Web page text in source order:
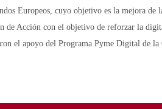
Europeos, cuyo objetivo es la mejora de
de Acción con el objetivo de reforzar la
el apoyo del Programa Pyme Digital de la